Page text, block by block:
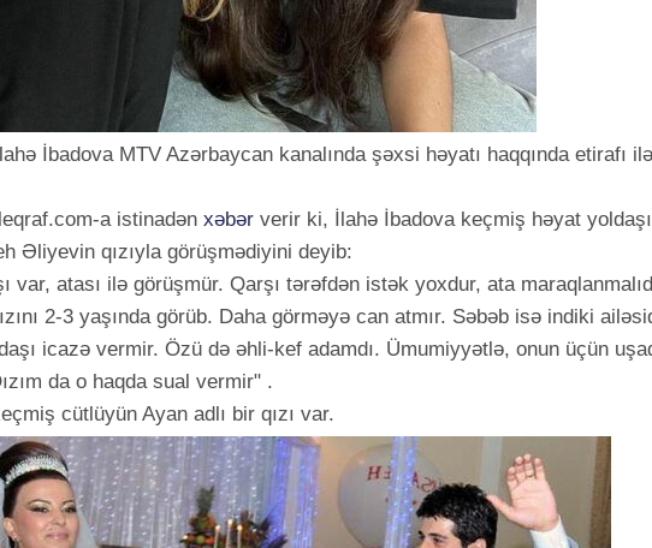
İbadova MTV Azərbaycan kanalında şəxsi həyatı haqqında etirafı ilə
a istinadən xəbər verir ki, İlahə İbadova keçmiş həyat
Əliyevin qızıyla görüşmədiyini deyib:
var, atası ilə görüşmür. Qarşı tərəfdən istək yoxdur, ata
2-3 yaşında görüb. Daha görməyə can atmır. Səbəb isə indiki
icazə vermir. Özü də əhli-kef adamdı. Ümumiyyətlə, onun üçün
da o haqda sual vermir" .
cütlüyün Ayan adlı bir qızı var.